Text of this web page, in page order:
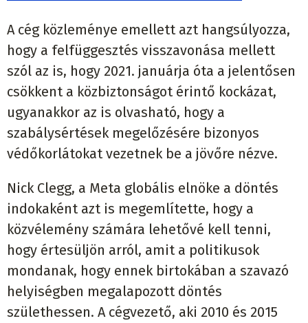
A cég közleménye emellett azt hangsúlyozza,
hogy a felfüggesztés visszavonása mellett
szól az is, hogy 2021. januárja óta a jelentősen
csökkent a közbiztonságot érintő kockázat,
ugyanakkor az is olvasható, hogy a
szabálysértések megelőzésére bizonyos
védőkorlátokat vezetnek be a jövőre nézve.
Nick Clegg, a Meta globális elnöke a döntés
indokaként azt is megemlítette, hogy a
közvélemény számára lehetővé kell tenni,
hogy értesüljön arról, amit a politikusok
mondanak, hogy ennek birtokában a szavazó
helyiségben megalapozott döntés
születhessen. A cégvezető, aki 2010 és 2015